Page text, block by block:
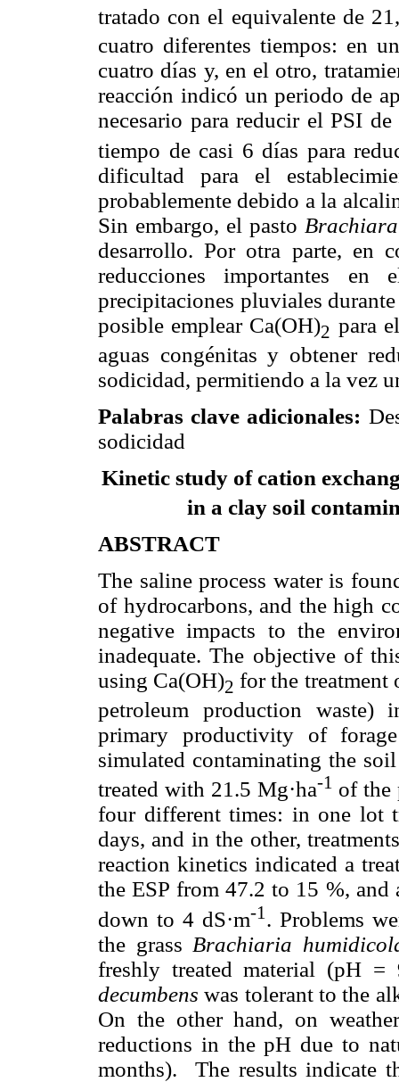
tratado con el equivalente de
cuatro diferentes tiempos: en
cuatro días y, en el otro,
reacción indicó un periodo de
necesario para reducir el PSI
tiempo de casi 6 días para
dificultad para el
probablemente debido a la
Sin embargo, el pasto
desarrollo. Por otra parte, en
reducciones importantes
precipitaciones pluviales
posible emplear Ca(OH)2 para
aguas congénitas y obtener
sodicidad, permitiendo a la vez
Palabras clave adicionales:
sodicidad
Kinetic study of cation
in a clay soil
ABSTRACT
The saline process water is
of hydrocarbons, and the high
negative impacts to the
inadequate. The objective of
using Ca(OH)2 for the treatment
petroleum production waste)
primary productivity of
simulated contaminating the
treated with 21.5 Mg·ha-1 of the
four different times: in one lot
days, and in the other,
reaction kinetics indicated a
the ESP from 47.2 to 15 %,
down to 4 dS·m-1 . Problems
the grass Brachiaria
freshly treated material (pH
decumbens was tolerant to the
On the other hand, on
reductions in the pH due to
months). The results indicate